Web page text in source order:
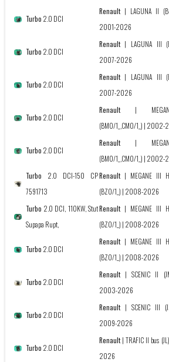
Turbo 2.0 DCI
Renault| LAGUNA II
2001-2026
Turbo 2.0 DCI
Renault| LAGUNA III
2007-2026
Turbo 2.0 DCI
Renault| LAGUNA III
2007-2026
Turbo 2.0 DCI
Renault|
(BM0/1_,CM0/1_) | 2002-
Turbo 2.0 DCI
Renault|
(BM0/1_,CM0/1_) | 2002-
Turbo 2.0 DCI-150 CP
7591713
Renault| MEGANE III
(BZ0/1_) | 2008-2026
Turbo 2.0 DCI, 110KW, Stut
Supapa Rupt,
Renault| MEGANE III
(BZ0/1_) | 2008-2026
Turbo 2.0 DCI
Renault| MEGANE III
(BZ0/1_) | 2008-2026
Turbo 2.0 DCI
Renault|SCENIC II
2003-2026
Turbo 2.0 DCI
Renault| SCENIC III
2009-2026
Turbo 2.0 DCI
Renault|TRAFIC II bus (JL)
2026